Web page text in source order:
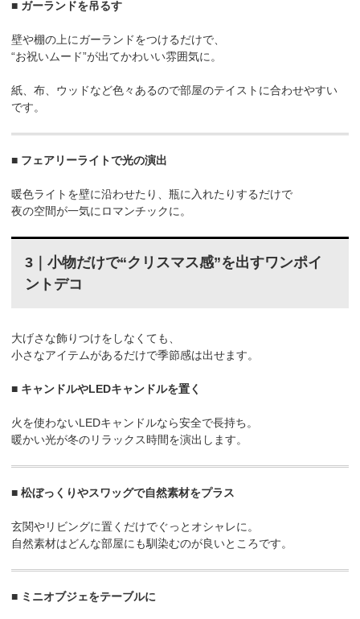
■ ガーランドを吊るす
壁や棚の上にガーランドをつけるだけで、
“お祝いムード”が出てかわいい雰囲気に。
紙、布、ウッドなど色々あるので部屋のテイストに合わせやすい
です。
■ フェアリーライトで光の演出
暖色ライトを壁に沿わせたり、瓶に入れたりするだけで
夜の空間が一気にロマンチックに。
3｜小物だけで“クリスマス感”を出すワンポイ
ントデコ
大げさな飾りつけをしなくても、
小さなアイテムがあるだけで季節感は出せます。
■ キャンドルやLEDキャンドルを置く
火を使わないLEDキャンドルなら安全で長持ち。
暖かい光が冬のリラックス時間を演出します。
■ 松ぼっくりやスワッグで自然素材をプラス
玄関やリビングに置くだけでぐっとオシャレに。
自然素材はどんな部屋にも馴染むのが良いところです。
■ ミニオブジェをテーブルに